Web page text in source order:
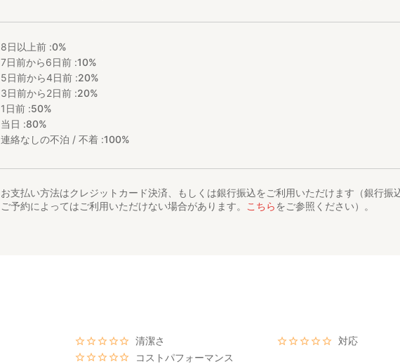
8日以上前 :0%
7日前から6日前 :10%
5日前から4日前 :20%
3日前から2日前 :20%
1日前 :50%
当日 :80%
連絡なしの不泊 / 不着 :100%
お支払い方法はクレジットカード決済、もしくは銀行振込をご利用いただけます（銀行振
ご予約によってはご利用いただけない場合があります。 こちらをご参照ください）。
清潔さ
対応
コストパフォーマンス